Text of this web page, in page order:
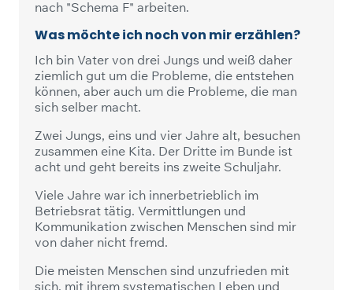
nach "Schema F" arbeiten.
Was möchte ich noch von mir erzählen?
Ich bin Vater von drei Jungs und weiß daher
ziemlich gut um die Probleme, die entstehen
können, aber auch um die Probleme, die man
sich selber macht.
Zwei Jungs, eins und vier Jahre alt, besuchen
zusammen eine Kita. Der Dritte im Bunde ist
acht und geht bereits ins zweite Schuljahr.
Viele Jahre war ich innerbetrieblich im
Betriebsrat tätig. Vermittlungen und
Kommunikation zwischen Menschen sind mir
von daher nicht fremd.
Die meisten Menschen sind unzufrieden mit
sich, mit ihrem systematischen Leben und